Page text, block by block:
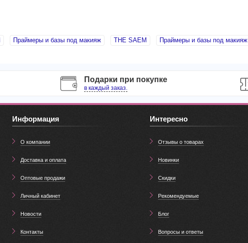
Праймеры и базы под макияж THE SAEM Праймеры и базы под макияж
Подарки при покупке
в каждый заказ.
Информация
О компании
Доставка и оплата
Оптовые продажи
Личный кабинет
Новости
Контакты
Интересно
Отзывы о товарах
Новинки
Скидки
Рекомендуемые
Блог
Вопросы и ответы